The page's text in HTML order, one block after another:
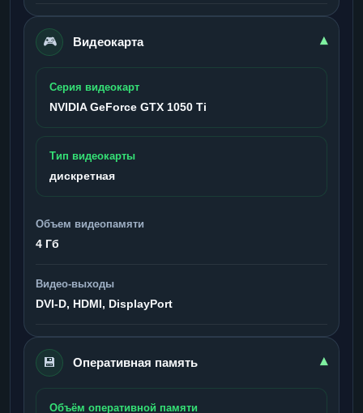
🎮 Видеокарта ▾
Серия видеокарт
NVIDIA GeForce GTX 1050 Ti
Тип видеокарты
дискретная
Объем видеопамяти
4 Гб
Видео-выходы
DVI-D, HDMI, DisplayPort
💾 Оперативная память ▾
Объём оперативной памяти